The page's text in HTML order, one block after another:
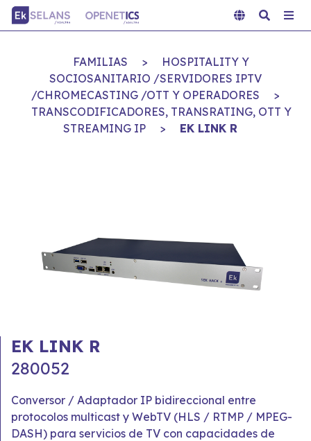
FAMILIAS >
HOSPITALITY Y
SOCIOSANITARIO /SERVIDORES IPTV
/CHROMECASTING /OTT Y OPERADORES
>
TRANSCODIFICADORES, TRANSRATING, OTT Y
STREAMING IP
> EK LINK R
EK LINK R
280052
Conversor / Adaptador IP bidireccional entre
protocolos multicast y WebTV (HLS / RTMP / MPEG-
DASH) para servicios de TV con capacidades de